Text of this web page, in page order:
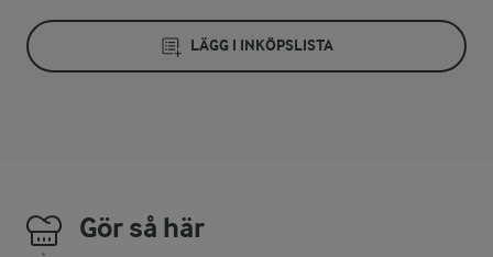
LÄGG I INKÖPSLISTA
Gör så här